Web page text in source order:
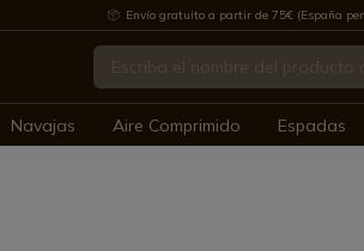
Envío gratuito a partir de 75€ (España
Navajas Aire Comprimido Espadas